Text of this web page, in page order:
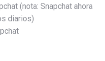
(nota: Snapchat ahora
diarios)